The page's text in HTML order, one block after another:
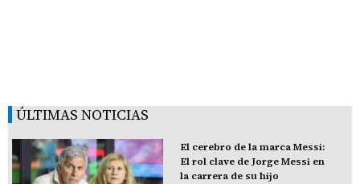
ÚLTIMAS NOTICIAS
El cerebro de la marca Messi:
El rol clave de Jorge Messi en
la carrera de su hijo